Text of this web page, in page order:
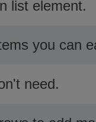
list element.
you can
need.